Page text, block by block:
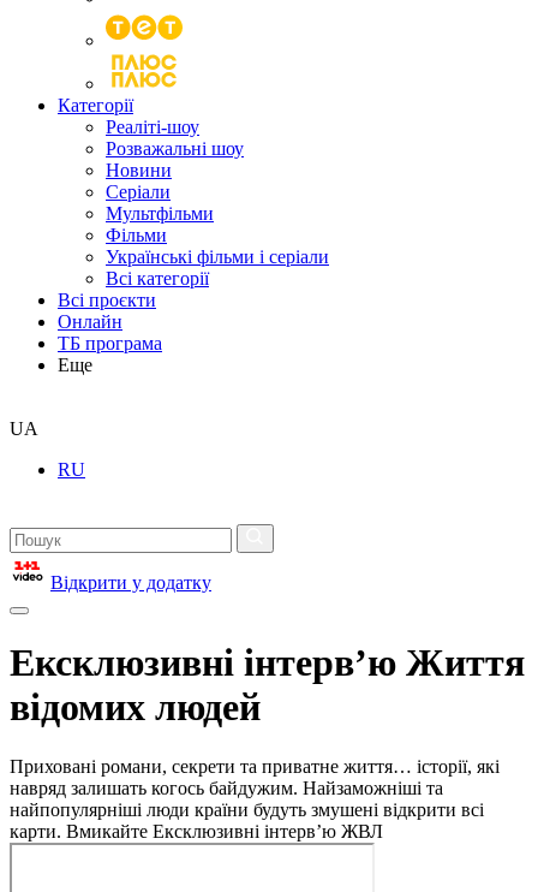
Категорії
Реаліті-шоу
Розважальні шоу
Новини
Серіали
Мультфільми
Фільми
Українські фільми і серіали
Всі категорії
Всі проєкти
Онлайн
ТБ програма
Еще
UA
RU
Відкрити у додатку
Ексклюзивні інтерв’ю Життя
відомих людей
Приховані романи, секрети та приватне життя… історії, які
навряд залишать когось байдужим. Найзаможніші та
найпопулярніші люди країни будуть змушені відкрити всі
карти. Вмикайте Ексклюзивні інтерв’ю ЖВЛ